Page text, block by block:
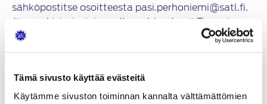
Tämä sivusto käyttää evästeitä
Käytämme sivuston toiminnan kannalta välttämättömien
sähköpostitse osoitteesta pasi.perhoniemi@satl.fi.
Jäsenrekisteriasioissa olkaa yhteydessä Tommi
Suhoseen numeroon 050-436 8873 tai
sähköpostitse osoitteeseen info@satl.fi.
Jaa: